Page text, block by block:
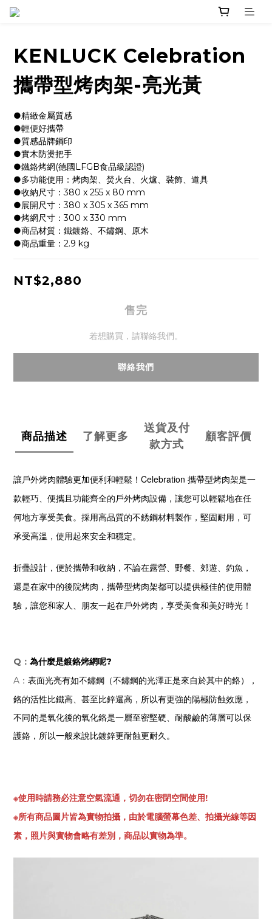
KENLUCK Celebration
攜帶型烤肉架-亮光黃
●精緻金屬質感
●輕便好攜帶
●質感品牌鋼印
●實木防燙把手
●鐵鉻烤網(德國LFGB食品級認證)
●多功能使用：烤肉架、焚火台、火爐、裝飾、道具
●收納尺寸：380 x 255 x 80 mm
●展開尺寸：380 x 305 x 365 mm
●烤網尺寸：300 x 330 mm
●商品材質：鐵鍍鉻、不鏽鋼、原木
●商品重量：2.9 kg
NT$2,880
售完
若想購買，請聯絡我們。
聯絡我們
商品描述 了解更多
送貨及付
款方式
顧客評價
讓戶外烤肉體驗更加便利和輕鬆！Celebration 攜帶型烤肉架是一
款輕巧、便攜且功能齊全的戶外烤肉設備，讓您可以輕鬆地在任
何地方享受美食。採用高品質的不銹鋼材料製作，堅固耐用，可
承受高溫，使用起來安全和穩定。
折疊設計，便於攜帶和收納， 不論在露營、野餐、郊遊、釣魚，
還是在家中的後院烤肉，攜帶型烤肉架都可以提供極佳的使用體
驗，讓您和家人、朋友一起在戶外烤肉，享受美食和美好時光！
Q： 為什麼是鍍鉻烤網呢?
A： 表面光亮有如不鏽鋼（不鏽鋼的光澤正是來自於其中的鉻），
鉻的活性比鐵高、甚至比鋅還高，所以有更強的陽極防蝕效應，
不同的是氧化後的氧化鉻是一層至密堅硬、耐酸鹼的薄層可以保
護鉻，所以一般來說比鍍鋅更耐蝕更耐久。
※使用時請務必注意空氣流通，切勿在密閉空間使用!
※所有商品圖片皆為實物拍攝，由於電腦螢幕色差、拍攝光線等因
素，照片與實物會略有差別，商品以實物為準。